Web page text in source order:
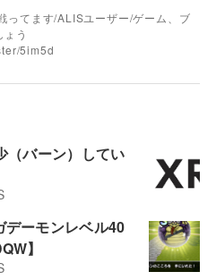
ってます/ALISユーザー/ゲーム、ブ
う
5im5d
（バーン）してい
デーモンレベル40
】